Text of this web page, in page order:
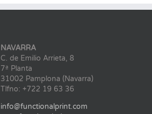
NAVARRA
C. de Emilio Arrieta, 8
7ª Planta
31002 Pamplona (Navarra)
Tlfno: +722 19 63 36
info@functionalprint.com